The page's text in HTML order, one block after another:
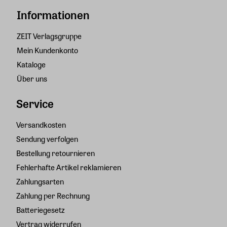
Informationen
ZEIT Verlagsgruppe
Mein Kundenkonto
Kataloge
Über uns
Service
Versandkosten
Sendung verfolgen
Bestellung retournieren
Fehlerhafte Artikel reklamieren
Zahlungsarten
Zahlung per Rechnung
Batteriegesetz
Vertrag widerrufen